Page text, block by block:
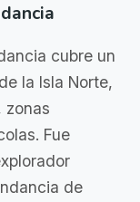
cubre un
la Isla Norte,
zonas
Fue
de